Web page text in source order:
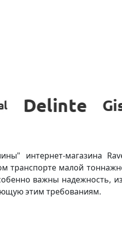
интернет-магазина
транспорте малой
важны надежность,
этим требованиям.